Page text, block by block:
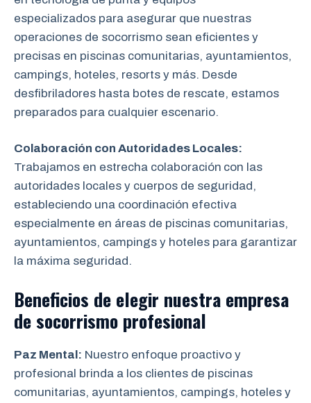
especializados para asegurar que nuestras
operaciones de socorrismo sean eficientes y
precisas en piscinas comunitarias, ayuntamientos,
campings, hoteles, resorts y más. Desde
desfibriladores hasta botes de rescate, estamos
preparados para cualquier escenario.
Colaboración con Autoridades Locales:
Trabajamos en estrecha colaboración con las
autoridades locales y cuerpos de seguridad,
estableciendo una coordinación efectiva
especialmente en áreas de piscinas comunitarias,
ayuntamientos, campings y hoteles para garantizar
la máxima seguridad.
Beneficios de elegir nuestra empresa
de socorrismo profesional
Paz Mental: Nuestro enfoque proactivo y
profesional brinda a los clientes de piscinas
comunitarias, ayuntamientos, campings, hoteles y